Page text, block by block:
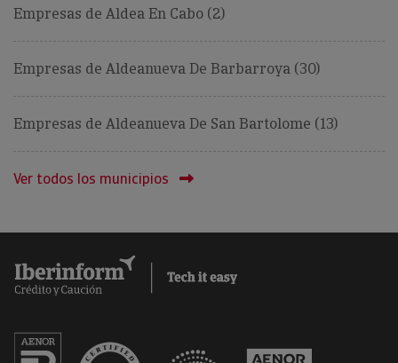
Empresas de Aldea En Cabo (2)
Empresas de Aldeanueva De Barbarroya (30)
Empresas de Aldeanueva De San Bartolome (13)
Ver todos los municipios